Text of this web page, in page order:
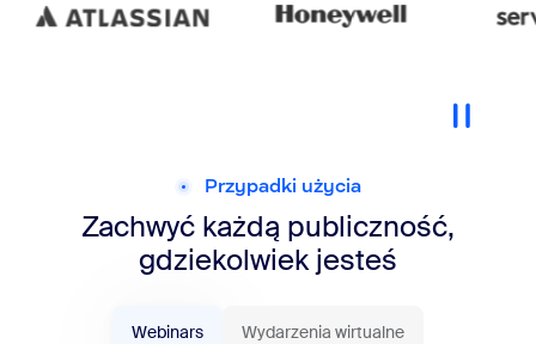
Przypadki użycia
Zachwyć każdą publiczność,
gdziekolwiek jesteś
Webinars Wydarzenia wirtualne